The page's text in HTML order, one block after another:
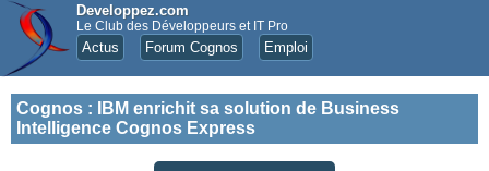
Developpez.com
Le Club des Développeurs et IT Pro
Actus Forum Cognos Emploi
Cognos :
IBM enrichit sa solution de Business
Intelligence Cognos Express